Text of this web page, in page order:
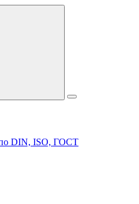
DIN, ISO, ГОСТ